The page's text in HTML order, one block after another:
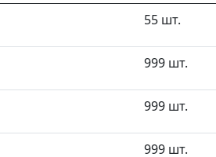
55 шт.
999 шт.
999 шт.
999 шт.